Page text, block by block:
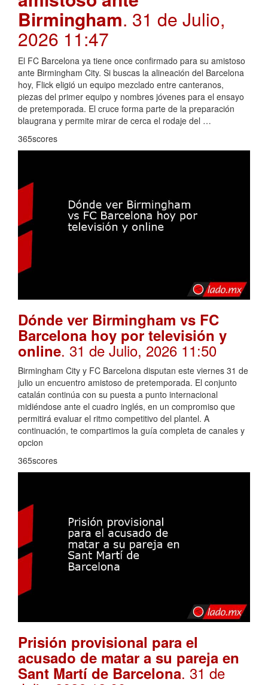
Birmingham. 31 de Julio,
2026 11:47
El FC Barcelona ya tiene once confirmado para su amistoso
ante Birmingham City. Si buscas la alineación del Barcelona
hoy, Flick eligió un equipo mezclado entre canteranos,
piezas del primer equipo y nombres jóvenes para el ensayo
de pretemporada. El cruce forma parte de la preparación
blaugrana y permite mirar de cerca el rodaje del …
365scores
Dónde ver Birmingham vs FC
Barcelona hoy por televisión y
online. 31 de Julio, 2026 11:50
Birmingham City y FC Barcelona disputan este viernes 31 de
julio un encuentro amistoso de pretemporada. El conjunto
catalán continúa con su puesta a punto internacional
midiéndose ante el cuadro inglés, en un compromiso que
permitirá evaluar el ritmo competitivo del plantel. A
continuación, te compartimos la guía completa de canales y
opcion
365scores
Prisión provisional para el
acusado de matar a su pareja en
Sant Martí de Barcelona. 31 de